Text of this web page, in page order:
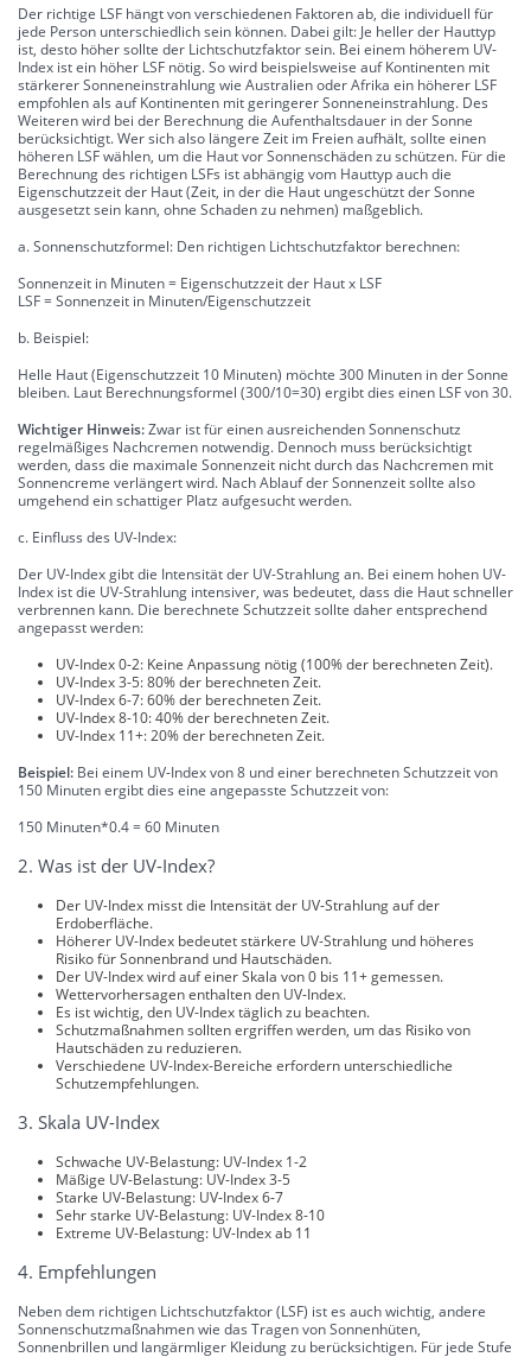
Der richtige LSF hängt von verschiedenen Faktoren ab, die individuell für
jede Person unterschiedlich sein können. Dabei gilt: Je heller der Hauttyp
ist, desto höher sollte der Lichtschutzfaktor sein. Bei einem höherem UV-
Index ist ein höher LSF nötig. So wird beispielsweise auf Kontinenten mit
stärkerer Sonneneinstrahlung wie Australien oder Afrika ein höherer LSF
empfohlen als auf Kontinenten mit geringerer Sonneneinstrahlung. Des
Weiteren wird bei der Berechnung die Aufenthaltsdauer in der Sonne
berücksichtigt. Wer sich also längere Zeit im Freien aufhält, sollte einen
höheren LSF wählen, um die Haut vor Sonnenschäden zu schützen. Für die
Berechnung des richtigen LSFs ist abhängig vom Hauttyp auch die
Eigenschutzzeit der Haut (Zeit, in der die Haut ungeschützt der Sonne
ausgesetzt sein kann, ohne Schaden zu nehmen) maßgeblich.
a. Sonnenschutzformel: Den richtigen Lichtschutzfaktor berechnen:
Sonnenzeit in Minuten = Eigenschutzzeit der Haut x LSF
LSF = Sonnenzeit in Minuten/Eigenschutzzeit
b. Beispiel:
Helle Haut (Eigenschutzzeit 10 Minuten) möchte 300 Minuten in der Sonne
bleiben. Laut Berechnungsformel (300/10=30) ergibt dies einen LSF von 30.
Wichtiger Hinweis:Zwar ist für einen ausreichenden Sonnenschutz
regelmäßiges Nachcremen notwendig. Dennoch muss berücksichtigt
werden, dass die maximale Sonnenzeit nicht durch das Nachcremen mit
Sonnencreme verlängert wird. Nach Ablauf der Sonnenzeit sollte also
umgehend ein schattiger Platz aufgesucht werden.
c. Einfluss des UV-Index:
Der UV-Index gibt die Intensität der UV-Strahlung an. Bei einem hohen UV-
Index ist die UV-Strahlung intensiver, was bedeutet, dass die Haut schneller
verbrennen kann. Die berechnete Schutzzeit sollte daher entsprechend
angepasst werden:
UV-Index 0-2: Keine Anpassung nötig (100% der berechneten Zeit).
UV-Index 3-5: 80% der berechneten Zeit.
UV-Index 6-7: 60% der berechneten Zeit.
UV-Index 8-10: 40% der berechneten Zeit.
UV-Index 11+: 20% der berechneten Zeit.
Beispiel: Bei einem UV-Index von 8 und einer berechneten Schutzzeit von
150 Minuten ergibt dies eine angepasste Schutzzeit von:
150 Minuten*0.4 = 60 Minuten
2. Was ist der UV-Index?
Der UV-Index misst die Intensität der UV-Strahlung auf der
Erdoberfläche.
Höherer UV-Index bedeutet stärkere UV-Strahlung und höheres
Risiko für Sonnenbrand und Hautschäden.
Der UV-Index wird auf einer Skala von 0 bis 11+ gemessen.
Wettervorhersagen enthalten den UV-Index.
Es ist wichtig, den UV-Index täglich zu beachten.
Schutzmaßnahmen sollten ergriffen werden, um das Risiko von
Hautschäden zu reduzieren.
Verschiedene UV-Index-Bereiche erfordern unterschiedliche
Schutzempfehlungen.
3. Skala UV-Index
Schwache UV-Belastung: UV-Index 1-2
Mäßige UV-Belastung: UV-Index 3-5
Starke UV-Belastung: UV-Index 6-7
Sehr starke UV-Belastung: UV-Index 8-10
Extreme UV-Belastung: UV-Index ab 11
4. Empfehlungen
Neben dem richtigen Lichtschutzfaktor (LSF) ist es auch wichtig, andere
Sonnenschutzmaßnahmen wie das Tragen von Sonnenhüten,
Sonnenbrillen und langärmliger Kleidung zu berücksichtigen. Für jede Stufe